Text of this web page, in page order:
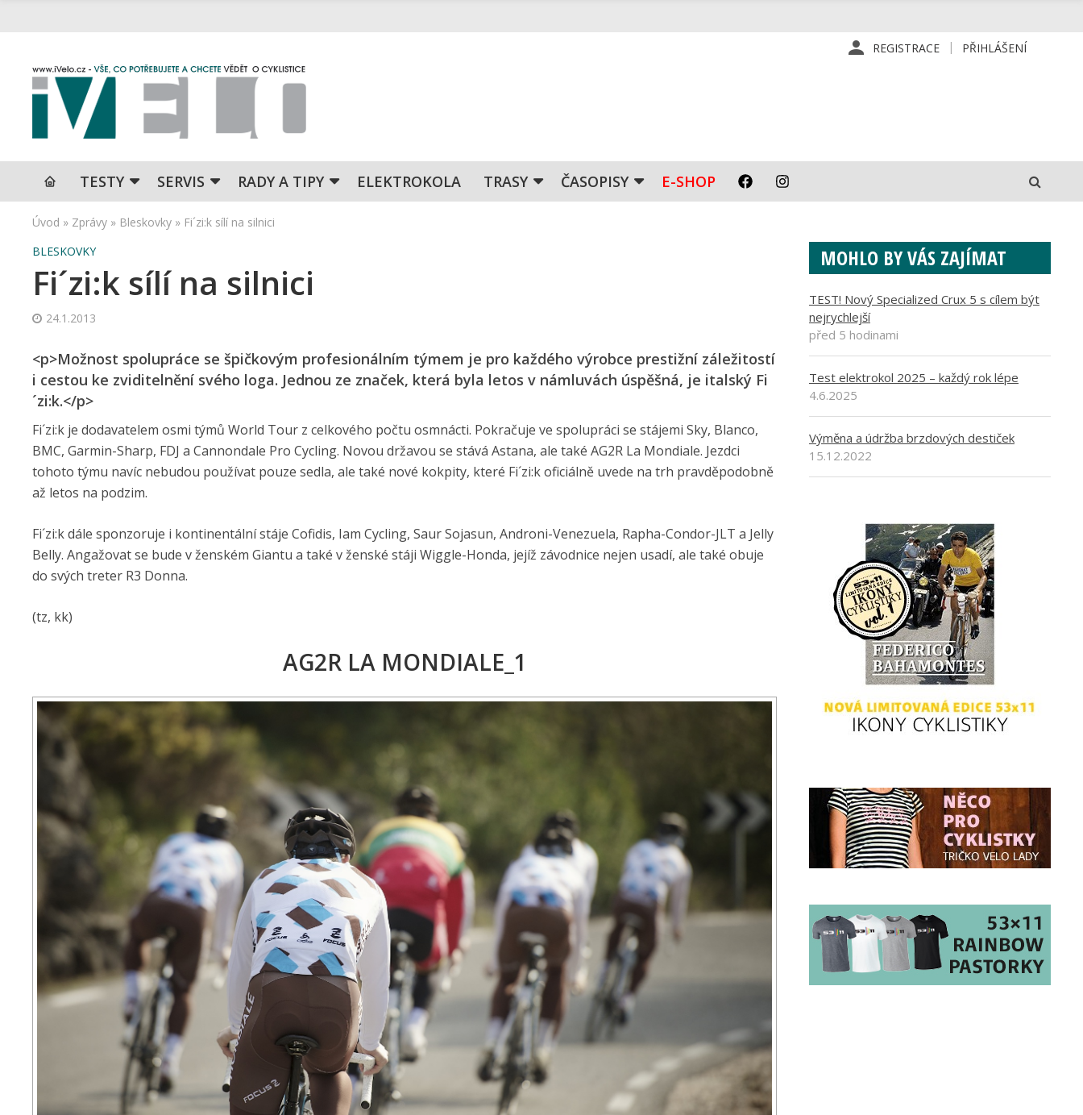
REGISTRACE PŘIHLÁŠENÍ
TESTY SERVIS RADY A TIPY ELEKTROKOLA TRASY ČASOPISY E-SHOP
Úvod » Zprávy » Bleskovky » Fi´zi:k sílí na silnici
BLESKOVKY
Fi´zi:k sílí na silnici
24.1.2013
<p>Možnost spolupráce se špičkovým profesionálním týmem je pro každého výrobce prestižní záležitostí
i cestou ke zviditelnění svého loga. Jednou ze značek, která byla letos v námluvách úspěšná, je italský Fi
´zi:k.</p>
Fi´zi:k je dodavatelem osmi týmů World Tour z celkového počtu osmnácti. Pokračuje ve spolupráci se stájemi Sky, Blanco,
BMC, Garmin-Sharp, FDJ a Cannondale Pro Cycling. Novou državou se stává Astana, ale také AG2R La Mondiale. Jezdci
tohoto týmu navíc nebudou používat pouze sedla, ale také nové kokpity, které Fi´zi:k oficiálně uvede na trh pravděpodobně
až letos na podzim.
Fi´zi:k dále sponzoruje i kontinentální stáje Cofidis, Iam Cycling, Saur Sojasun, Androni-Venezuela, Rapha-Condor-JLT a Jelly
Belly. Angažovat se bude v ženském Giantu a také v ženské stáji Wiggle-Honda, jejíž závodnice nejen usadí, ale také obuje
do svých treter R3 Donna.
(tz, kk)
AG2R LA MONDIALE_1
MOHLO BY VÁS ZAJÍMAT
TEST! Nový Specialized Crux 5 s cílem být
nejrychlejší
před 5 hodinami
Test elektrokol 2025 – každý rok lépe
4.6.2025
Výměna a údržba brzdových destiček
15.12.2022